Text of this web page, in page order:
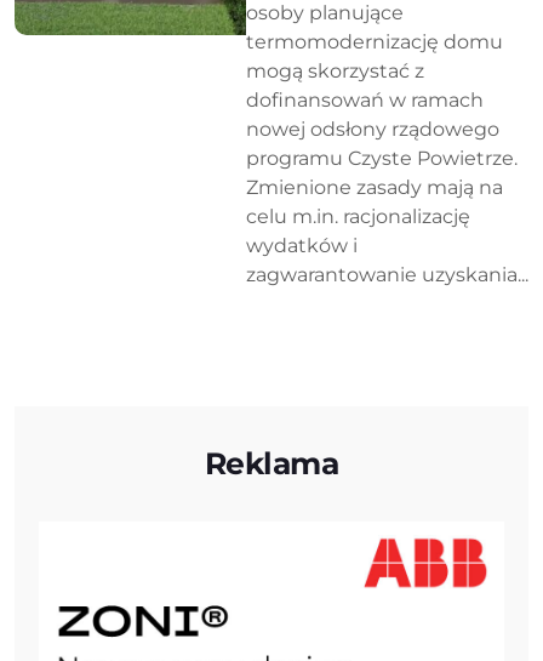
osoby planujące
termomodernizację domu
mogą skorzystać z
dofinansowań w ramach
nowej odsłony rządowego
programu Czyste Powietrze.
Zmienione zasady mają na
celu m.in. racjonalizację
wydatków i
zagwarantowanie uzyskania...
Reklama